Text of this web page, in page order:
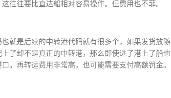
往往要比直达船相对容易操作。但费用也不菲。
就是后续的中转港代码就有很多个，如果发货放随
了却不是真正的中转港，那么即使进了港上了船也
。再转运费用非常高，也可能需要支付高额罚金。